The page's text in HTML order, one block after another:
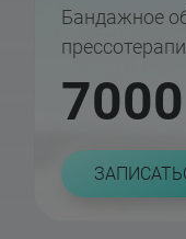
Бандажное